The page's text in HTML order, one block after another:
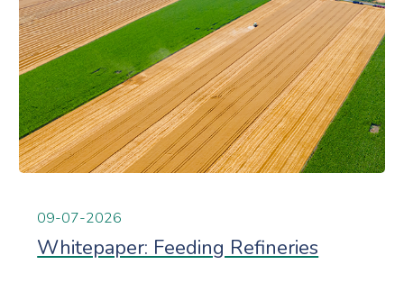
09-07-2026
Whitepaper: Feeding Refineries